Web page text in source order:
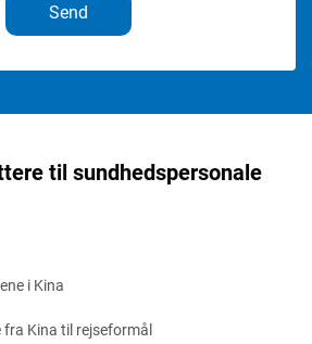
Send
til sundhedspersonale
i Kina
Kina til rejseformål